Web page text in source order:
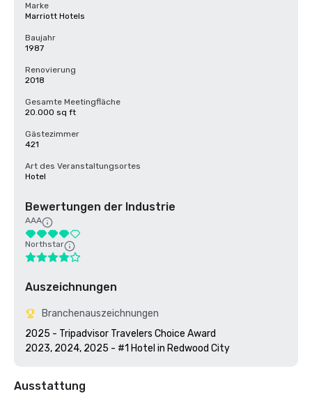
Marke
Marriott Hotels
Baujahr
1987
Renovierung
2018
Gesamte Meetingfläche
20.000 sq ft
Gästezimmer
421
Art des Veranstaltungsortes
Hotel
Bewertungen der Industrie
AAA
Northstar
Auszeichnungen
Branchenauszeichnungen
2025 - Tripadvisor Travelers Choice Award
2023, 2024, 2025 - #1 Hotel in Redwood City
Ausstattung